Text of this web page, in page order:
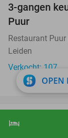
shopping_cart
hotel
3-gangen
Puur
Restaurant Puur
Leiden
Verkocht: 107
12 weken
OPEN